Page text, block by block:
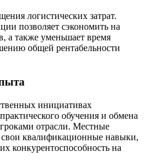
логистических затрат.
позволяет сэкономить на
а также уменьшает время
общей рентабельности
инициативах
обучения и обмена
отрасли. Местные
квалификационные навыки,
конкурентоспособность на